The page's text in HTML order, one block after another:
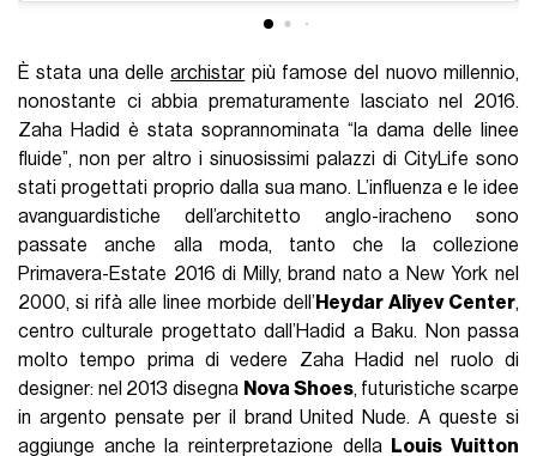
È stata una dellearchistarpiù famose del nuovo millennio,
nonostante ci abbia prematuramente lasciato nel 2016.
Zaha Hadid è stata soprannominata “la dama delle linee
fluide”, non per altro i sinuosissimi palazzi di CityLife sono
stati progettati proprio dalla sua mano. L’influenza e le idee
avanguardistiche dell’architetto anglo-iracheno sono
passate anche alla moda, tanto che la collezione
Primavera-Estate 2016 di Milly, brand nato a New York nel
2000, si rifà alle linee morbide dell’ Heydar Aliyev Center,
centro culturale progettato dall’Hadid a Baku. Non passa
molto tempo prima di vedere Zaha Hadid nel ruolo di
designer: nel 2013 disegna Nova Shoes, futuristiche scarpe
in argento pensate per il brand United Nude. A queste si
aggiunge anche la reinterpretazione della
Louis Vuitton